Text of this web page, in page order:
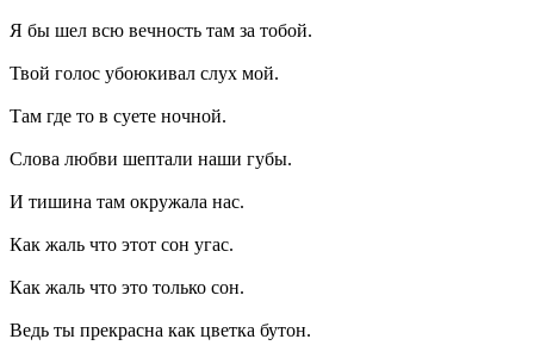
Я бы шел всю вечность там за тобой.
Твой голос убоюкивал слух мой.
Там где то в суете ночной.
Слова любви шептали наши губы.
И тишина там окружала нас.
Как жаль что этот сон угас.
Как жаль что это только сон.
Ведь ты прекрасна как цветка бутон.